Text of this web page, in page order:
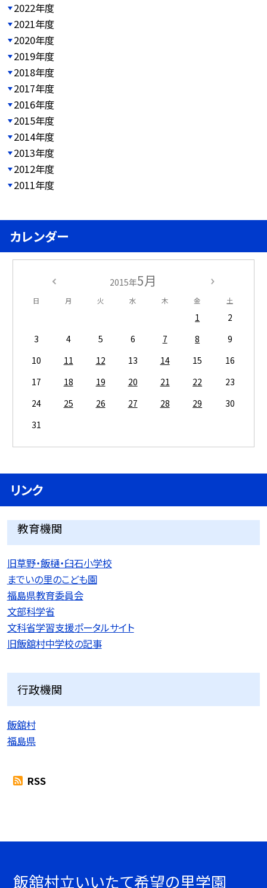
2022年度
2021年度
2020年度
2019年度
2018年度
2017年度
2016年度
2015年度
2014年度
2013年度
2012年度
2011年度
カレンダー
2015年5月
日 月 火 水 木 金 土
1
2
3
4 5 6 7 8
9
10
11 12 13 14 15
16
17
18 19 20 21 22
23
24
25 26 27 28 29
30
31
リンク
教育機関
旧草野・飯樋・臼石小学校
までいの里のこども園
福島県教育委員会
文部科学省
文科省学習支援ポータルサイト
旧飯舘村中学校の記事
行政機関
飯舘村
福島県
RSS
飯舘村立いいたて希望の里学園